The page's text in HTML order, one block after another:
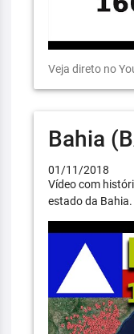
Veja direto no
Bahia
01/11/2018
Vídeo com
estado da Bahia.